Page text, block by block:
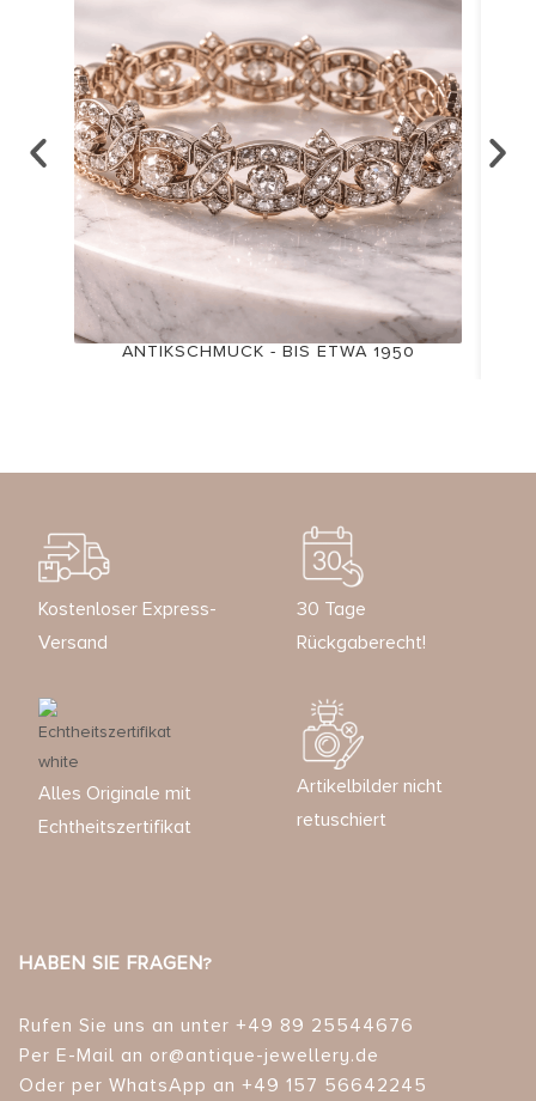
ANTIKSCHMUCK - BIS ETWA 1950
Kostenloser Express-
Versand
30 Tage
Rückgaberecht!
Alles Originale mit
Echtheitszertifikat
Artikelbilder nicht
retuschiert
HABEN SIE FRAGEN?
Rufen Sie uns an unter +49 89 25544676
Per E-Mail an or@antique-jewellery.de
Oder per WhatsApp an +49 157 56642245